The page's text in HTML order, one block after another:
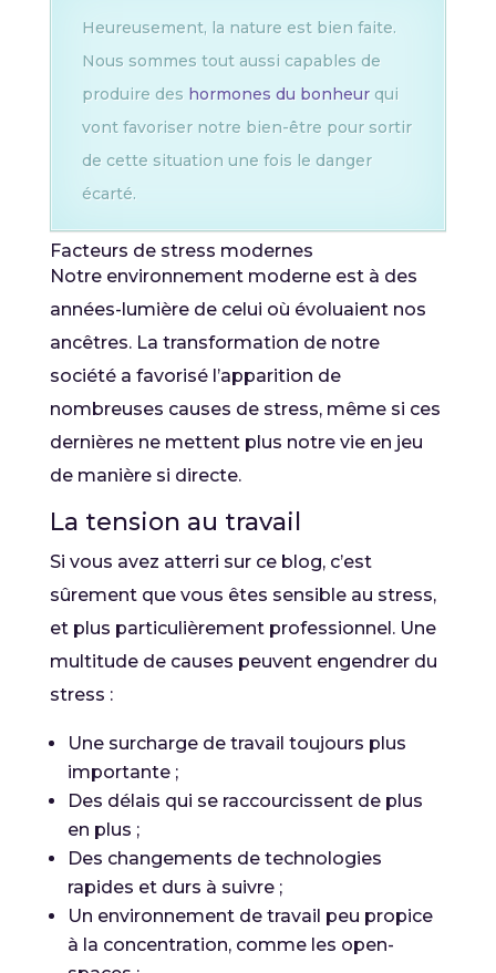
Heureusement, la nature est bien faite.
Nous sommes tout aussi capables de
produire deshormones du bonheurqui
vont favoriser notre bien-être pour sortir
de cette situation une fois le danger
écarté.
Facteurs de stress modernes
Notre environnement moderne est à des
années-lumière de celui où évoluaient nos
ancêtres. La transformation de notre
société a favorisé l’apparition de
nombreuses causes de stress, même si ces
dernières ne mettent plus notre vie en jeu
de manière si directe.
La tension au travail
Si vous avez atterri sur ce blog, c’est
sûrement que vous êtes sensible au stress,
et plus particulièrement professionnel. Une
multitude de causes peuvent engendrer du
stress :
Une surcharge de travail toujours plus
importante ;
Des délais qui se raccourcissent de plus
en plus ;
Des changements de technologies
rapides et durs à suivre ;
Un environnement de travail peu propice
à la concentration, comme les open-